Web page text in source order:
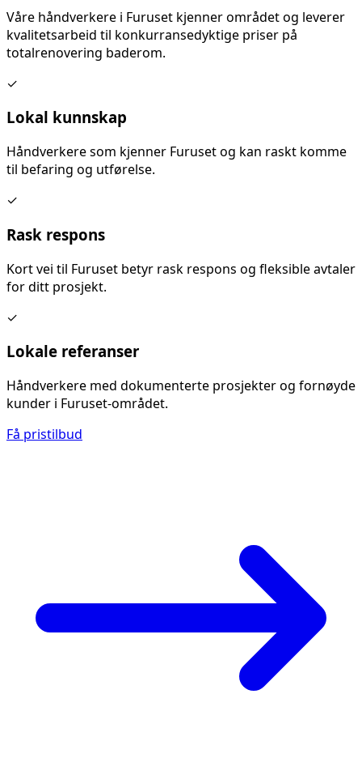
Våre håndverkere i Furuset kjenner området og leverer
kvalitetsarbeid til konkurransedyktige priser på
totalrenovering baderom.
✓
Lokal kunnskap
Håndverkere som kjenner Furusetog kan raskt komme
til befaring og utførelse.
✓
Rask respons
Kort vei til Furuset betyr rask respons og fleksible avtaler
for ditt prosjekt.
✓
Lokale referanser
Håndverkere med dokumenterte prosjekter og fornøyde
kunder i Furuset-området.
Få pristilbud